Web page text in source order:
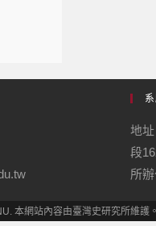
地
段
所
本網站內容由臺灣史研究所維護。